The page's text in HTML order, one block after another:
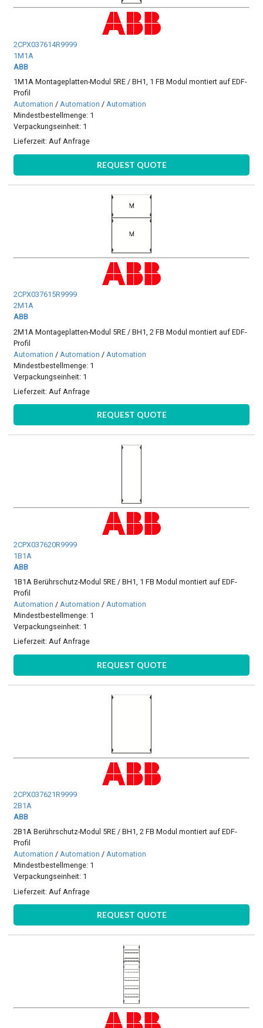
2CPX037614R9999
1M1A
ABB
1M1A Montageplatten-Modul 5RE / BH1, 1 FB Modul montiert auf EDF-
Profil
Automation /Automation /Automation
Mindestbestellmenge: 1
Verpackungseinheit: 1
Lieferzeit:Auf Anfrage
REQUEST QUOTE
2CPX037615R9999
2M1A
ABB
2M1A Montageplatten-Modul 5RE / BH1, 2 FB Modul montiert auf EDF-
Profil
Automation / Automation / Automation
Mindestbestellmenge: 1
Verpackungseinheit: 1
Lieferzeit: Auf Anfrage
REQUEST QUOTE
2CPX037620R9999
1B1A
ABB
1B1A Berührschutz-Modul 5RE / BH1, 1 FB Modul montiert auf EDF-
Profil
Automation / Automation / Automation
Mindestbestellmenge: 1
Verpackungseinheit: 1
Lieferzeit:Auf Anfrage
REQUEST QUOTE
2CPX037621R9999
2B1A
ABB
2B1A Berührschutz-Modul 5RE / BH1, 2 FB Modul montiert auf EDF-
Profil
Automation /Automation /Automation
Mindestbestellmenge: 1
Verpackungseinheit: 1
Lieferzeit: Auf Anfrage
REQUEST QUOTE